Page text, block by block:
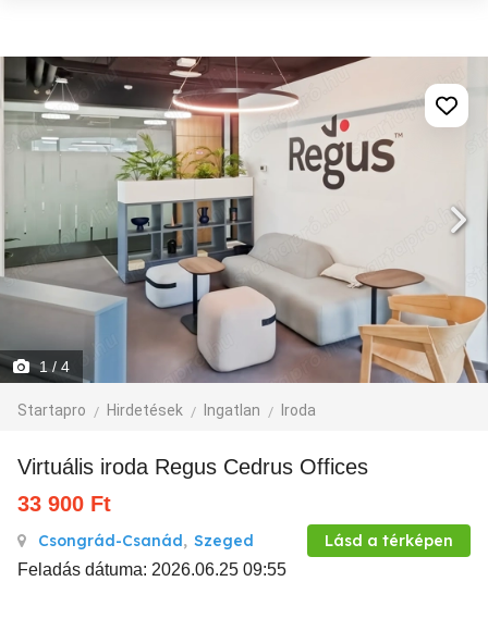
1 / 4
Startapro Hirdetések Ingatlan Iroda
Virtuális iroda Regus Cedrus Offices
33 900 Ft
Csongrád-Csanád, Szeged Lásd a térképen
Feladás dátuma: 2026.06.25 09:55